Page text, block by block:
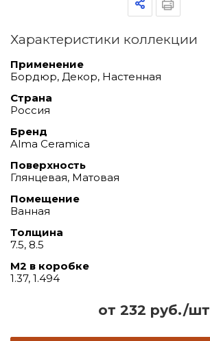
от 232 руб./шт
Характеристики коллекции
Применение
Бордюр, Декор, Настенная
Страна
Россия
Бренд
Alma Ceramica
Поверхность
Глянцевая, Матовая
Помещение
Ванная
Толщина
7.5, 8.5
М2 в коробке
1.37, 1.494